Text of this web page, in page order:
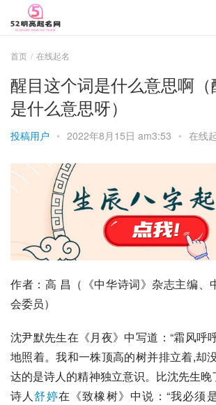
首页 在线起名
醒目这个词是什么意思啊
是什么意思呀）
投稿用户 • 2022年8月15日 am3:53 • 在线
作者：高 昌（《中华诗词》杂志主编、
会委员）
沈尹默先生在《月夜》中写道：“霜风呼
地照着。我和一株顶高的树并排立着,却
达的是诗人的精神独立意识。比沈先生
诗人舒婷在《致橡树》中说：“我必须